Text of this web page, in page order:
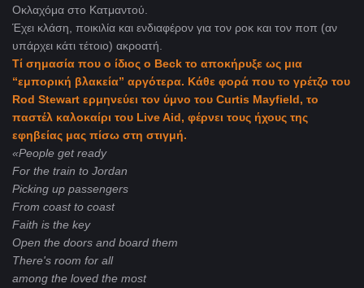
Οκλαχόμα στο Κατμαντού.
Έχει κλάση, ποικιλία και ενδιαφέρον για τον ροκ και τον ποπ (αν
υπάρχει κάτι τέτοιο) ακροατή.
Τί σημασία που ο ίδιος ο Beck το αποκήρυξε ως μια
“εμπορική βλακεία” αργότερα. Κάθε φορά που το γρέτζο του
Rod Stewart ερμηνεύει τον ύμνο του Curtis Mayfield, το
παστέλ καλοκαίρι του Live Aid, φέρνει τους ήχους της
εφηβείας μας πίσω στη στιγμή.
«People get ready
For the train to Jordan
Picking up passengers
From coast to coast
Faith is the key
Open the doors and board them
There's room for all
among the loved the most